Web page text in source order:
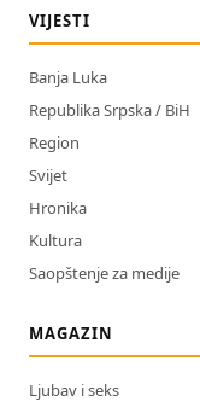
VIJESTI
Banja Luka
Republika Srpska / BiH
Region
Svijet
Hronika
Kultura
Saopštenje za medije
MAGAZIN
Ljubav i seks